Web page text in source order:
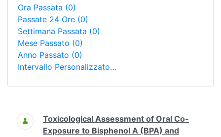
Ora Passata (0)
Passate 24 Ore (0)
Settimana Passata (0)
Mese Passato (0)
Anno Passato (0)
Intervallo Personalizzato…
Ricerca
Toxicological Assessment of Oral Co-
Exposure to Bisphenol A (BPA) and